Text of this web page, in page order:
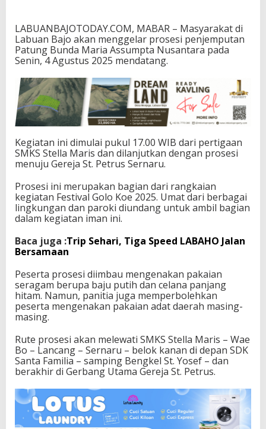
r
i
a
d
L
a
b
u
B
a
j
4
A
g
u
t
LABUANBAJOTODAY.COM, MABAR – Masyarakat di
Labuan Bajo akan menggelar prosesi penjemputan
Patung Bunda Maria Assumpta Nusantara pada
Senin, 4 Agustus 2025 mendatang.
Kegiatan ini dimulai pukul 17.00 WIB dari pertigaan
SMKS Stella Maris dan dilanjutkan dengan prosesi
menuju Gereja St. Petrus Sernaru.
Prosesi ini merupakan bagian dari rangkaian
kegiatan Festival Golo Koe 2025. Umat dari berbagai
lingkungan dan paroki diundang untuk ambil bagian
dalam kegiatan iman ini.
Baca juga :Trip Sehari, Tiga Speed LABAHO Jalan
Bersamaan
Peserta prosesi diimbau mengenakan pakaian
seragam berupa baju putih dan celana panjang
hitam. Namun, panitia juga memperbolehkan
peserta mengenakan pakaian adat daerah masing-
masing.
Rute prosesi akan melewati SMKS Stella Maris – Wae
Bo – Lancang – Sernaru – belok kanan di depan SDK
Santa Familia – samping Bengkel St. Yosef – dan
berakhir di Gerbang Utama Gereja St. Petrus.